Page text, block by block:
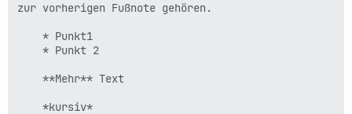
zur vorherigen Fußnote gehören.
    * Punkt1
    * Punkt 2
    **Mehr** Text